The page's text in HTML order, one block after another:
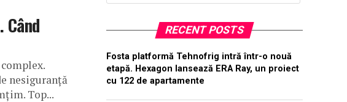
Când
nesiguranță
Top...
RECENT POSTS
Fosta platformă Tehnofrig intră într-o nouă
etapă. Hexagon lansează ERA Ray, un proiect
cu 122 de apartamente